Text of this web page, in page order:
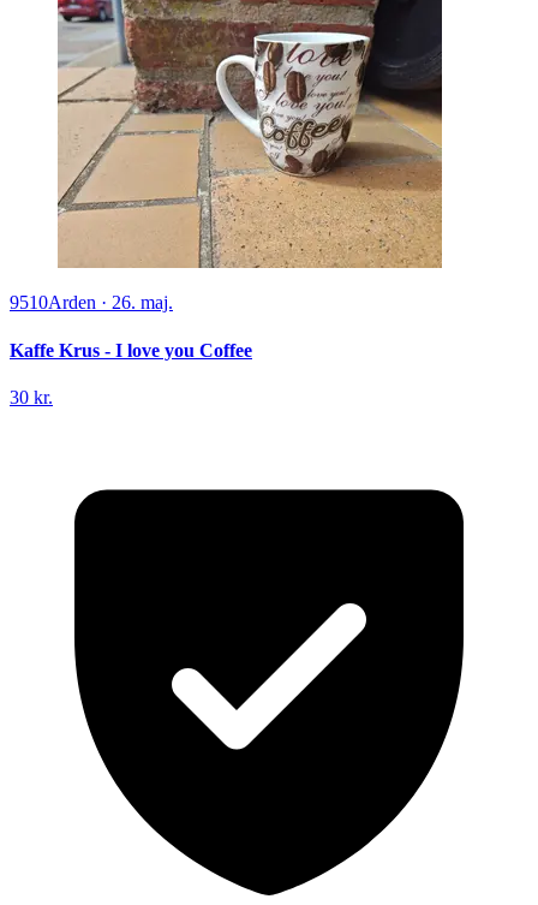
9510Arden · 26. maj.
Kaffe Krus - I love you Coffee
30 kr.